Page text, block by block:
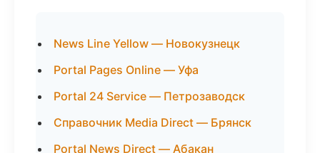
News Line Yellow — Новокузнецк
Portal Pages Online — Уфа
Portal 24 Service — Петрозаводск
Справочник Media Direct — Брянск
Portal News Direct — Абакан